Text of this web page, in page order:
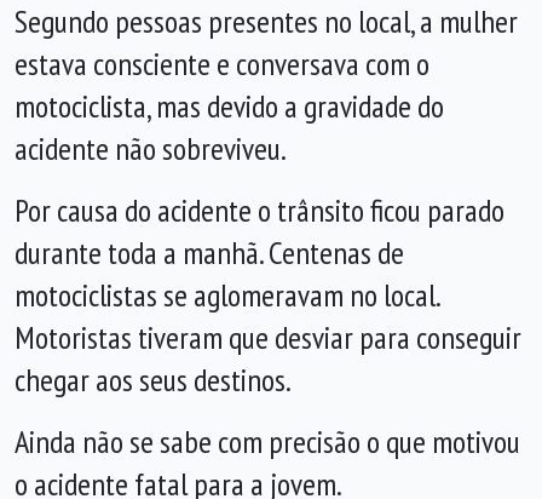
Segundo pessoas presentes no local, a mulher
estava consciente e conversava com o
motociclista, mas devido a gravidade do
acidente não sobreviveu.
Por causa do acidente o trânsito ficou parado
durante toda a manhã. Centenas de
motociclistas se aglomeravam no local.
Motoristas tiveram que desviar para conseguir
chegar aos seus destinos.
Ainda não se sabe com precisão o que motivou
o acidente fatal para a jovem.